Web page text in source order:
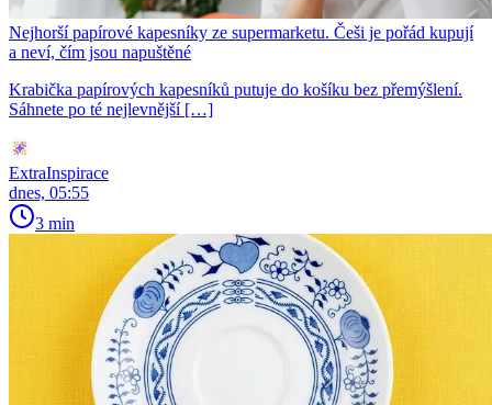
Nejhorší papírové kapesníky ze supermarketu. Češi je pořád kupují
a neví, čím jsou napuštěné
Krabička papírových kapesníků putuje do košíku bez přemýšlení.
Sáhnete po té nejlevnější […]
ExtraInspirace
dnes, 05:55
3 min